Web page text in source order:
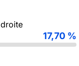
17,70 %